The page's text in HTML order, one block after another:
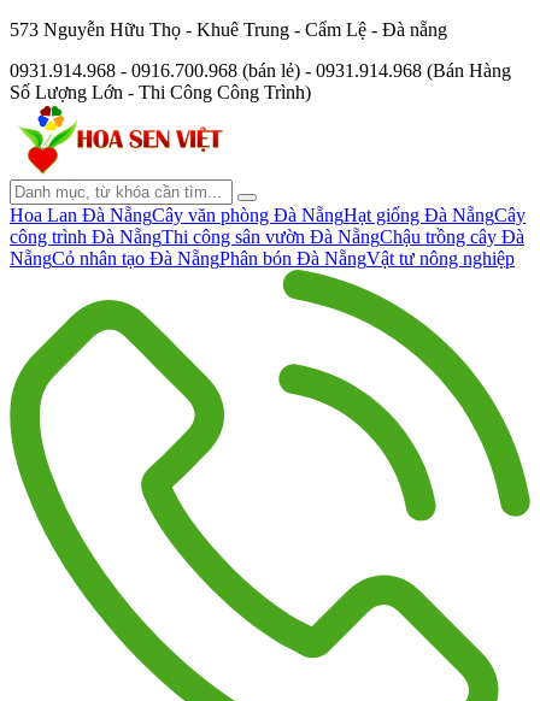
573 Nguyễn Hữu Thọ - Khuê Trung - Cẩm Lệ - Đà nẵng
0931.914.968 - 0916.700.968 (bán lẻ) - 0931.914.968 (Bán Hàng
Số Lượng Lớn - Thi Công Công Trình)
Hoa Lan Đà NẵngCây văn phòng Đà NẵngHạt giống Đà NẵngCây
công trình Đà NẵngThi công sân vườn Đà NẵngChậu trồng cây Đà
NẵngCỏ nhân tạo Đà NẵngPhân bón Đà NẵngVật tư nông nghiệp